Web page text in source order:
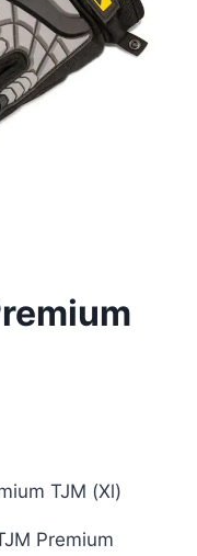
TJM (Xl)
Premium